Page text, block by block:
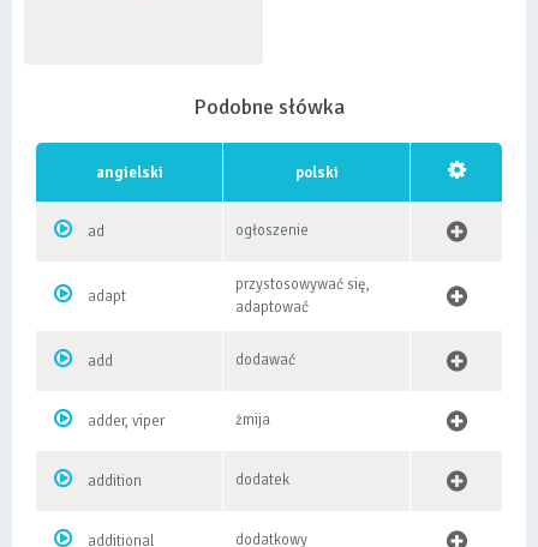
Podobne słówka
angielski polski
ad ogłoszenie
adapt
przystosowywać się,
adaptować
add dodawać
adder, viper żmija
addition dodatek
additional dodatkowy